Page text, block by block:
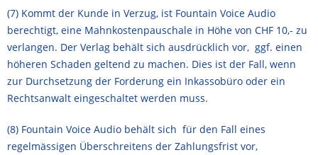
(7) Kommt der Kunde in Verzug, ist Fountain Voice Audio
berechtigt, eine Mahnkostenpauschale in Höhe von CHF 10,- zu
verlangen. Der Verlag behält sich ausdrücklich vor, ggf. einen
höheren Schaden geltend zu machen. Dies ist der Fall, wenn
zur Durchsetzung der Forderung ein Inkassobüro oder ein
Rechtsanwalt eingeschaltet werden muss.
(8) Fountain Voice Audio behält sich für den Fall eines
regelmässigen Überschreitens der Zahlungsfrist vor,